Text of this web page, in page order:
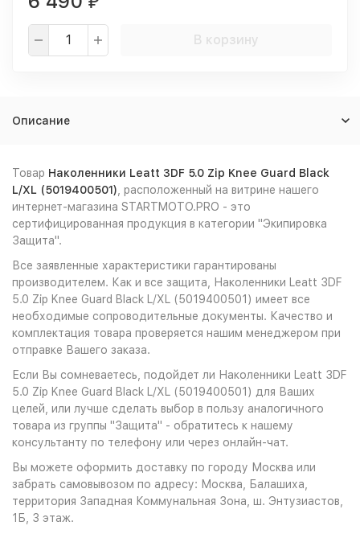
В корзину
Описание
Товар Наколенники Leatt 3DF 5.0 Zip Knee Guard Black
L/XL (5019400501) , расположенный на витрине нашего
интернет-магазина STARTMOTO.PRO - это
сертифицированная продукция в категории "Экипировка
Защита".
Все заявленные характеристики гарантированы
производителем. Как и все защита, Наколенники Leatt 3DF
5.0 Zip Knee Guard Black L/XL (5019400501) имеет все
необходимые сопроводительные документы. Качество и
комплектация товара проверяется нашим менеджером при
отправке Вашего заказа.
Если Вы сомневаетесь, подойдет ли Наколенники Leatt 3DF
5.0 Zip Knee Guard Black L/XL (5019400501) для Ваших
целей, или лучше сделать выбор в пользу аналогичного
товара из группы "Защита" - обратитесь к нашему
консультанту по телефону или через онлайн-чат.
Вы можете оформить доставку по городу Москва или
забрать самовывозом по адресу: Москва, Балашиха,
территория Западная Коммунальная Зона, ш. Энтузиастов,
1Б, 3 этаж.